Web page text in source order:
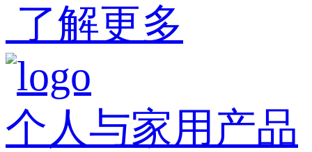
了解更多
个人与家用产品